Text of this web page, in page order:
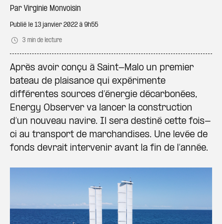
Par Virginie Monvoisin
Publié le 13 janvier 2022 à 9h55
3 min de lecture
Après avoir conçu à Saint-Malo un premier
bateau de plaisance qui expérimente
différentes sources d’énergie décarbonées,
Energy Observer va lancer la construction
d’un nouveau navire. Il sera destiné cette fois-
ci au transport de marchandises. Une levée de
fonds devrait intervenir avant la fin de l’année.